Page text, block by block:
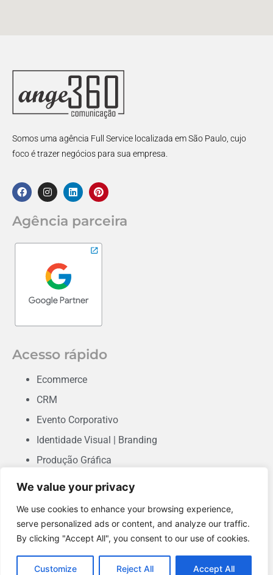
We value your privacy
We use cookies to enhance your browsing experience,
serve personalized ads or content, and analyze our traffic.
By clicking "Accept All", you consent to our use of cookies.
Customize Reject All Accept All
Somos uma agência Full Service localizada em São Paulo, cujo
foco é trazer negócios para sua empresa.
Agência parceira
Acesso rápido
Ecommerce
CRM
Evento Corporativo
Identidade Visual | Branding
Produção Gráfica
Consultoria em Marketing
Performance
Conteúdo Orgânico